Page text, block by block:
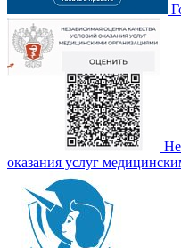
оказания услуг